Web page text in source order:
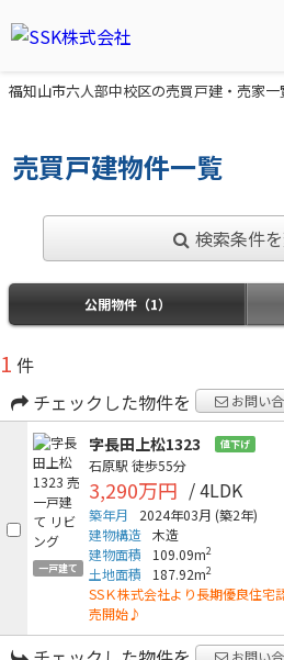
福知山市六人部中校区の売買戸建・売家一
売買戸建物件一覧
検索条件
公開物件（1）
1 件
チェックした物件を
お問い
一戸建て
字長田上松1323 値下げ
石原駅 徒歩55分
3,290万円 / 4LDK
築年月 2024年03月 (築2年)
建物構造 木造
建物面積
109.09m2
土地面積 187.92m2
SSＫ株式会社より長期優良住宅
売開始♪
お問い